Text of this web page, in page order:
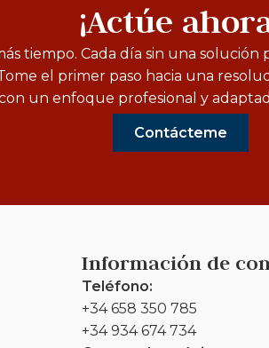
¡Actúe
tiempo. Cada día sin una
el primer paso hacia una
un enfoque profesional y
Contácteme
Información de
Teléfono:
+34 658 350 785
+34 934 674 734